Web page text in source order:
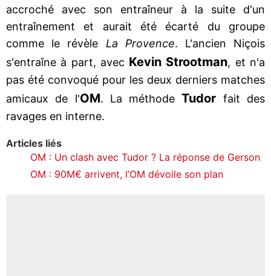
accroché avec son entraîneur à la suite d'un
entraînement et aurait été écarté du groupe
comme le révèle La Provence. L'ancien Niçois
s'entraîne à part, avec Kevin Strootman, et n'a
pas été convoqué pour les deux derniers matches
amicaux de l'OM. La méthodeTudor fait des
ravages en interne.
Articles liés
OM : Un clash avec Tudor ? La réponse de Gerson
OM : 90M€ arrivent, l’OM dévoile son plan